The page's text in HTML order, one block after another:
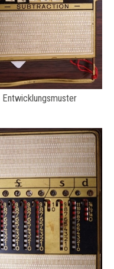
Entwicklungsmuster